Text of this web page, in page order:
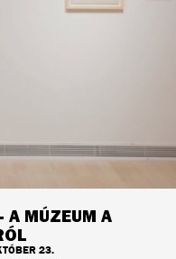
A MÚZEUM A
23.